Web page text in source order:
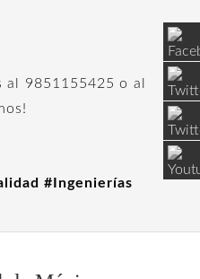
9851155425 o al
#Ingenierías